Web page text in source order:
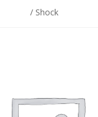
/ Shock